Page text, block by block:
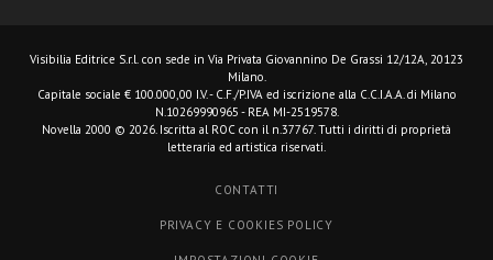
Visibilia Editrice S.r.l. con sede in Via Privata Giovannino De Grassi 12/12A, 20123
Milano.
Capitale sociale € 100.000,00 I.V. - C.F./P.IVA ed iscrizione alla C.C.I.A.A. di Milano
N.10269990965 - REA MI-2519578.
Novella 2000 © 2026. Iscritta al ROC con il n.37767. Tutti i diritti di proprietà
letteraria ed artistica riservati.
CONTATTI
PRIVACY E COOKIES POLICY